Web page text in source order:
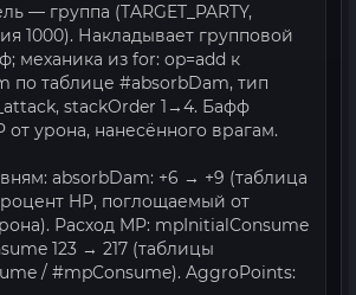
— группа (TARGET_PARTY,
1000). Накладывает групповой
механика из for: op=add к
по таблице #absorbDam, тип
stackOrder 1→4. Бафф
от урона, нанесённого врагам.
absorbDam: +6 → +9 (таблица
HP, поглощаемый от
Расход MP: mpInitialConsume
123 → 217 (таблицы
/ #mpConsume). AggroPoints: